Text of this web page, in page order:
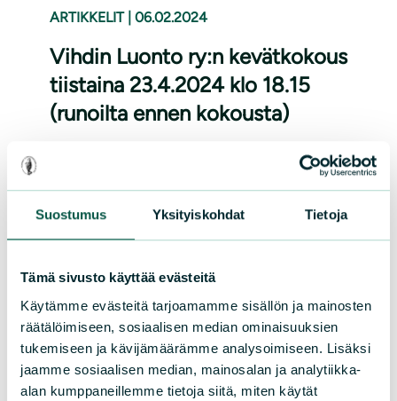
Suostumus Yksityiskohdat Tietoja
Tämä sivusto käyttää evästeitä
Käytämme evästeitä tarjoamamme sisällön ja mainosten
räätälöimiseen, sosiaalisen median ominaisuuksien
tukemiseen ja kävijämäärämme analysoimiseen. Lisäksi
jaamme sosiaalisen median, mainosalan ja analytiikka-
alan kumppaneillemme tietoja siitä, miten käytät
ARTIKKELIT 06.02.2024
Vihdin Luonto ry:n kevätkokous
tiistaina 23.4.2024 klo 18.15
(runoilta ennen kokousta)
kevätkokoukseen tiistaina 23.4. klo 18.15
Vihdin lukiolle osoitteeseen
Hiidenvedentie 3, 03100 Nummela
klo 17-18, vieraanamme on runoilija Heli
Laaksonen ja pääsemme kuulemaan
ihanaa luonto- ja runopulputusta.
Lue lisää